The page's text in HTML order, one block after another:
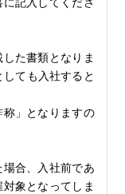
た書類となりま
ても入社すると
」となりますの
合、入社前であ
象となってしま